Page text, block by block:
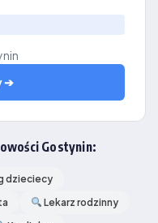
➔
Gostynin:
dzieciecy
Lekarz rodzinny